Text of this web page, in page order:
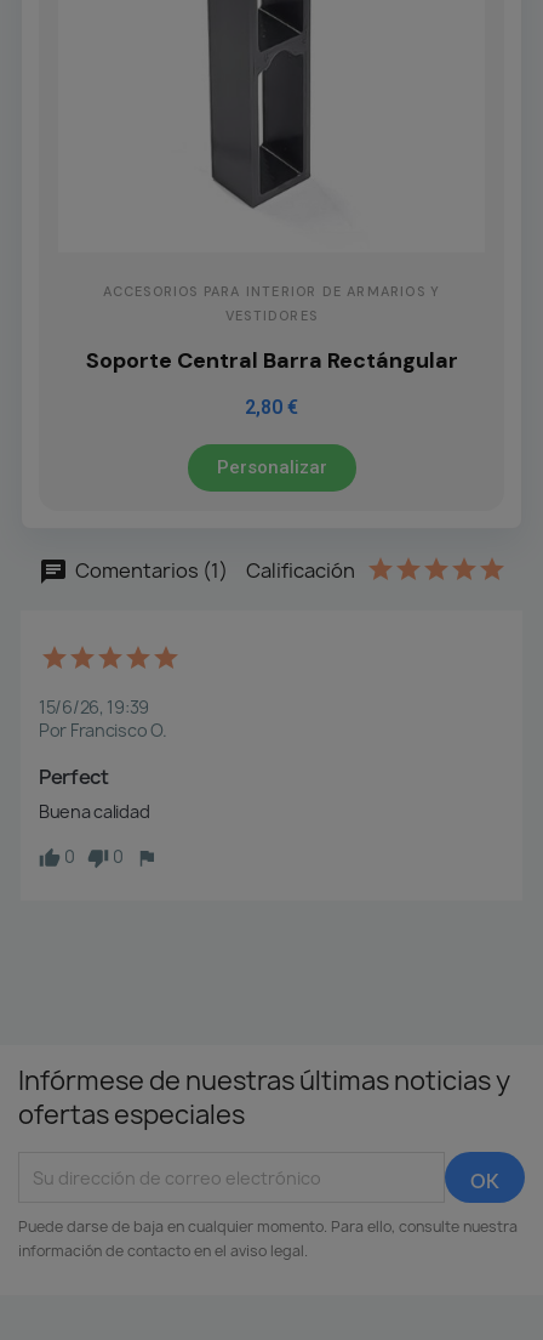
ACCESORIOS PARA INTERIOR DE ARMARIOS Y
VESTIDORES
Soporte Central Barra Rectángular
2,80 €
Personalizar
Comentarios (1) Calificación
15/6/26, 19:39
Por Francisco O.
Perfect
Buena calidad
0
0
Infórmese de nuestras últimas noticias y
ofertas especiales
Puede darse de baja en cualquier momento. Para ello, consulte nuestra
información de contacto en el aviso legal.